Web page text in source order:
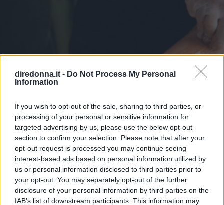
diredonna.it - Do Not Process My Personal
Information
If you wish to opt-out of the sale, sharing to third parties, or
processing of your personal or sensitive information for
targeted advertising by us, please use the below opt-out
section to confirm your selection. Please note that after your
opt-out request is processed you may continue seeing
interest-based ads based on personal information utilized by
us or personal information disclosed to third parties prior to
your opt-out. You may separately opt-out of the further
disclosure of your personal information by third parties on the
IAB’s list of downstream participants. This information may
ESTETICA